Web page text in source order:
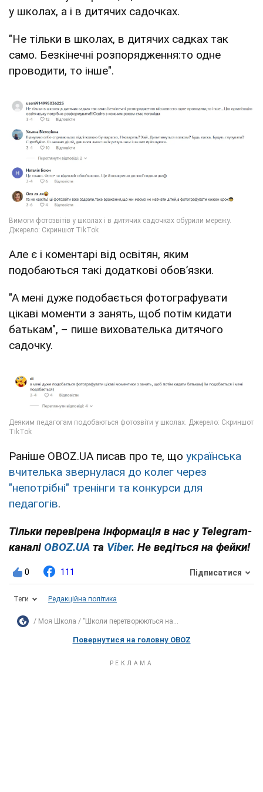
у школах, а і в дитячих садочках.
"Не тільки в школах, в дитячих садках так
само. Безкінечні розпорядження:то одне
проводити, то інше".
Але є і коментарі від освітян, яким
подобаються такі додаткові обов’язки.
"А мені дуже подобається фотографувати
цікаві моменти з занять, щоб потім кидати
батькам", – пише вихователька дитячого
садочку.
Раніше OBOZ.UA писав про те, що українська
вчителька звернулася до колег через
"непотрібні" тренінги та конкурси для
педагогів.
Тільки перевірена інформація в нас у Telegram-
каналі OBOZ.UA та Viber. Не ведіться на фейки!
0 111 Підписатися
Теги Редакційна політика
Моя Школа "Школи перетворюються на...
Повернутися на головну OBOZ